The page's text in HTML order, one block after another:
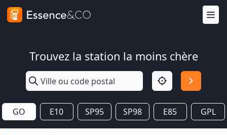
Trouvez la station la moins chère
GO E10 SP95 SP98 E85 GPL